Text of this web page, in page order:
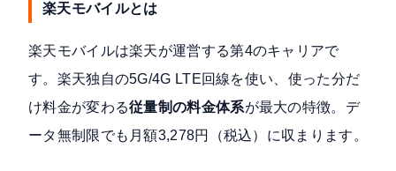
楽天モバイルとは
楽天モバイルは楽天が運営する第4のキャリアで
す。楽天独自の5G/4G LTE回線を使い、使った分だ
け料金が変わる従量制の料金体系が最大の特徴。デ
ータ無制限でも月額3,278円（税込）に収まります。